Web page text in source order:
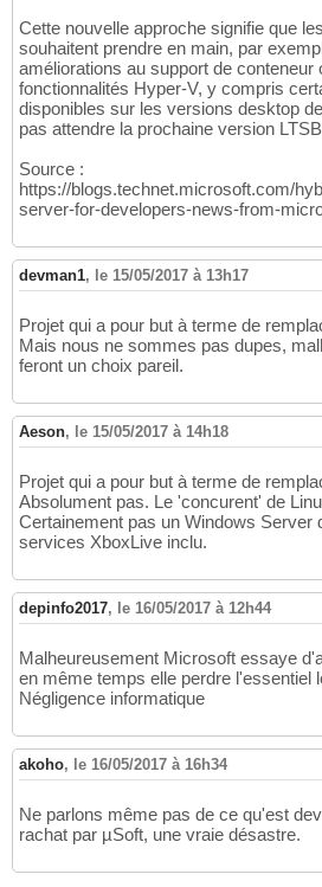
Cette nouvelle approche signifie que
souhaitent prendre en main, par
améliorations au support de conteneur
fonctionnalités Hyper-V, y compris
disponibles sur les versions desktop
pas attendre la prochaine version
Source :
https://blogs.technet.microsoft.com/
server-for-developers-news-from-
devman1, le 15/05/2017 à 13h17
Projet qui a pour but à terme de
Mais nous ne sommes pas dupes,
feront un choix pareil.
Aeson, le 15/05/2017 à 14h18
Projet qui a pour but à terme de
Absolument pas. Le 'concurent' de
Certainement pas un Windows Server
services XboxLive inclu.
depinfo2017, le 16/05/2017 à 12h44
Malheureusement Microsoft essaye
en même temps elle perdre l'essentiel
Négligence informatique
akoho, le 16/05/2017 à 16h34
Ne parlons même pas de ce qu'est
rachat par µSoft, une vraie désastre.